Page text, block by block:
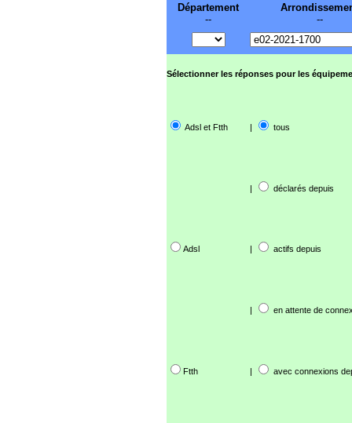
Département
--
--
Sélectionner les réponses pour les
Adsl et Ftth | tous
| déclarés depuis
Adsl | actifs depuis
| en attente de
Ftth | avec connexions